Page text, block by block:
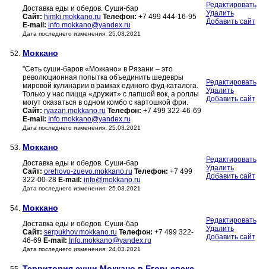
Доставка еды и обедов. Суши-бар
Сайт: himki.mokkano.ru Телефон: +7 499 444-16-95
E-mail: info.mokkano@yandex.ru
Дата последнего изменения: 25.03.2021
Редактировать
Удалить
Добавить сайт
52. Моккано
"Сеть суши-баров «Моккано» в Рязани – это
революционная попытка объединить шедевры
мировой кулинарии в рамках единого фуд-каталога.
Только у нас пицца «дружит» с лапшой вок, а роллы
могут оказаться в одном комбо с картошкой фри.
Сайт: ryazan.mokkano.ru Телефон: +7 499 322-46-69
E-mail: Info.mokkano@yandex.ru
Дата последнего изменения: 25.03.2021
Редактировать
Удалить
Добавить сайт
53. Моккано
Доставка еды и обедов. Суши-бар
Сайт: orehovo-zuevo.mokkano.ru Телефон: +7 499
322-00-28 E-mail: info@mokkano.ru
Дата последнего изменения: 25.03.2021
Редактировать
Удалить
Добавить сайт
54. Моккано
Доставка еды и обедов. Суши-бар
Сайт: serpukhov.mokkano.ru Телефон: +7 499 322-
46-69 E-mail: Info.mokkano@yandex.ru
Дата последнего изменения: 24.03.2021
Редактировать
Удалить
Добавить сайт